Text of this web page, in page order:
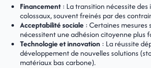
Financement : La transition nécessite des
colossaux, souvent freinés par des
Acceptabilité sociale : Certaines
nécessitent une adhésion citoyenne plus
Technologie et innovation : La réussite
développement de nouvelles solutions
matériaux bas carbone).